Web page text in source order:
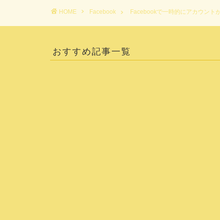
HOME Facebook Facebookで一時的にアカウント
おすすめ記事一覧